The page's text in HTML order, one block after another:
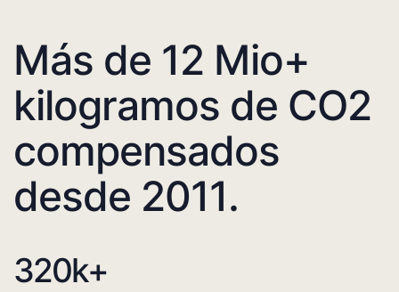
Más de 12 Mio+
kilogramos de CO2
compensados
desde 2011.
320k+